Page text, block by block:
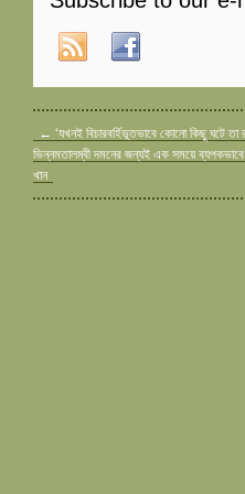
← ‘যখনই বিচারবর্হিভূতভাবে কোনো কিছু ঘটে তা
ভিন্নমতালম্বী দমনের জন্যই এক সময়ে
খান